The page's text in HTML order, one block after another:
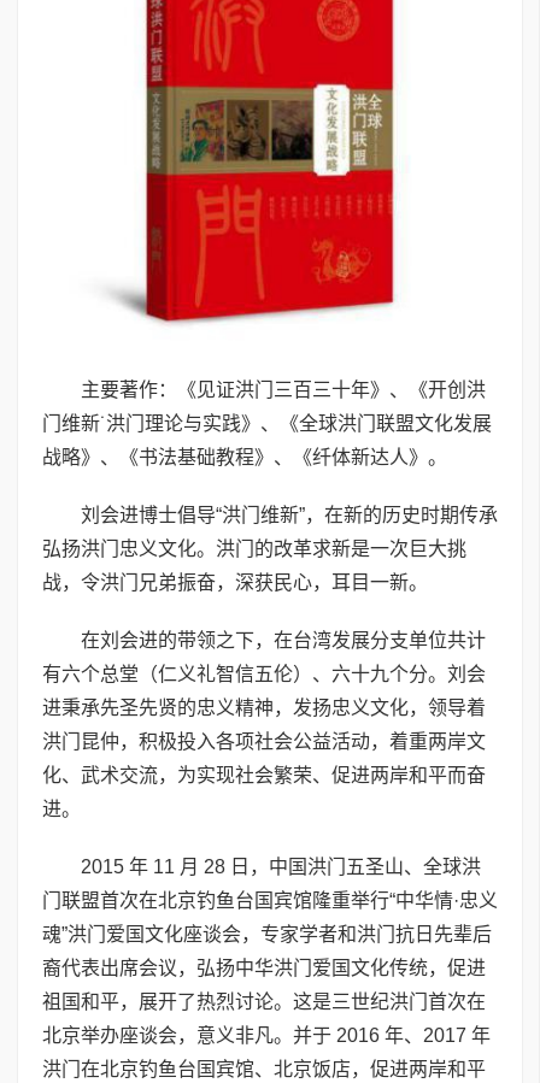
主要著作：《见证洪门三百三十年》、《开创洪
门维新˙洪门理论与实践》、《全球洪门联盟文化发展
战略》、《书法基础教程》、《纤体新达人》。
刘会进博士倡导“洪门维新”，在新的历史时期传承
弘扬洪门忠义文化。洪门的改革求新是一次巨大挑
战，令洪门兄弟振奋，深获民心，耳目一新。
在刘会进的带领之下，在台湾发展分支单位共计
有六个总堂（仁义礼智信五伦）、六十九个分。刘会
进秉承先圣先贤的忠义精神，发扬忠义文化，领导着
洪门昆仲，积极投入各项社会公益活动，着重两岸文
化、武术交流，为实现社会繁荣、促进两岸和平而奋
进。
2015 年 11 月 28 日，中国洪门五圣山、全球洪
门联盟首次在北京钓鱼台国宾馆隆重举行“中华情·忠义
魂”洪门爱国文化座谈会，专家学者和洪门抗日先辈后
裔代表出席会议，弘扬中华洪门爱国文化传统，促进
祖国和平，展开了热烈讨论。这是三世纪洪门首次在
北京举办座谈会，意义非凡。并于 2016 年、2017 年
洪门在北京钓鱼台国宾馆、北京饭店，促进两岸和平